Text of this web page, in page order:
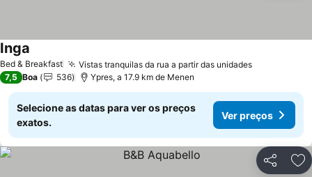
Bed & Breakfast Vistas tranquilas da rua a partir das unidadesVer preços
Inga
7,5 Boa 536 Ypres, a 17.9 km de Menen
Selecione as datas para ver os preços
exatos.
Ver preços
Partilhar